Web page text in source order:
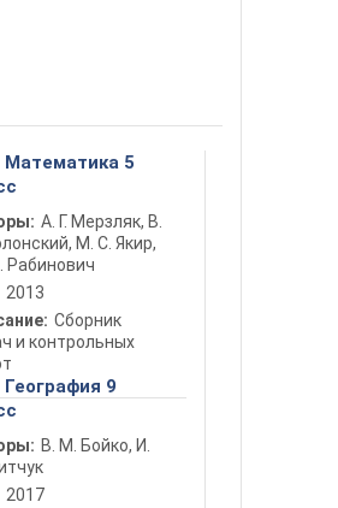
Математика 5
А. Г. Мерзляк, В.
М. С. Якир,
Рабинович
2013
Сборник
и контрольных
9
В. М. Бойко, И.
2017